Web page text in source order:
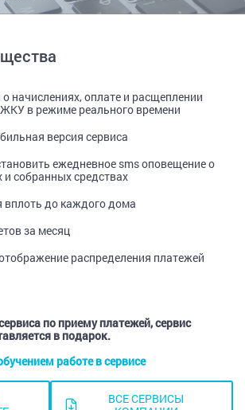
начислениях, оплате и расщеплении
в режиме реального времени
версия сервиса
ежедневное sms оповещение о
и собранных средствах
вплоть до каждого дома
за месяц
распределения платежей
по приему платежей, сервис
в подарок.
работе в сервисе
ВСЕ СЕРВИСЫ